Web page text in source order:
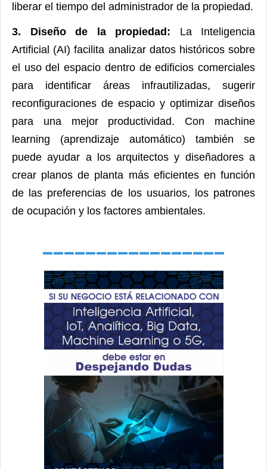
liberar el tiempo del administrador de la propiedad.
3. Diseño de la propiedad: La Inteligencia
Artificial (AI) facilita analizar datos históricos sobre
el uso del espacio dentro de edificios comerciales
para identificar áreas infrautilizadas, sugerir
reconfiguraciones de espacio y optimizar diseños
para una mejor productividad. Con machine
learning (aprendizaje automático) también se
puede ayudar a los arquitectos y diseñadores a
crear planos de planta más eficientes en función
de las preferencias de los usuarios, los patrones
de ocupación y los factores ambientales.
_________________